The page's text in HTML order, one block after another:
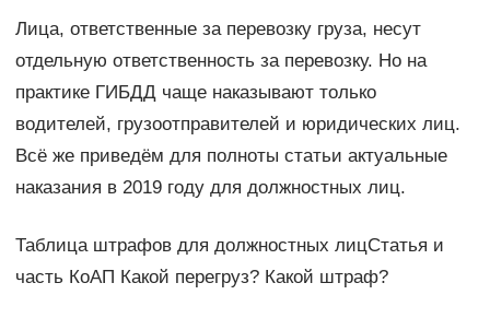
Лица, ответственные за перевозку груза, несут
отдельную ответственность за перевозку. Но на
практике ГИБДД чаще наказывают только
водителей, грузоотправителей и юридических лиц.
Всё же приведём для полноты статьи актуальные
наказания в 2019 году для должностных лиц.
Таблица штрафов для должностных лицСтатья и
часть КоАП Какой перегруз? Какой штраф?